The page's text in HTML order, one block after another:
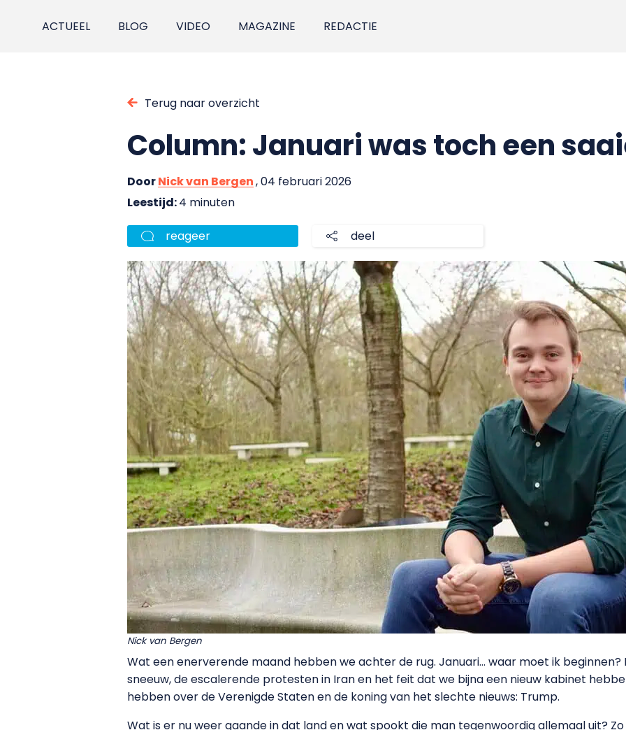
ACTUEEL BLOG VIDEO MAGAZINE REDACTIE
Terug naar overzicht
Column: Januari was toch een
DoorNick van Bergen, 04 februari 2026
Leestijd:4 minuten
reageer deel
Nick van Bergen
Wat een enerverende maand hebben we achter de rug. Januari… waar moet ik
sneeuw, de escalerende protesten in Iran en het feit dat we bijna een nieuw kabinet
hebben over de Verenigde Staten en de koning van het slechte nieuws: Trump.
Wat is er nu weer gaande in dat land en wat spookt die man tegenwoordig allemaal uit?